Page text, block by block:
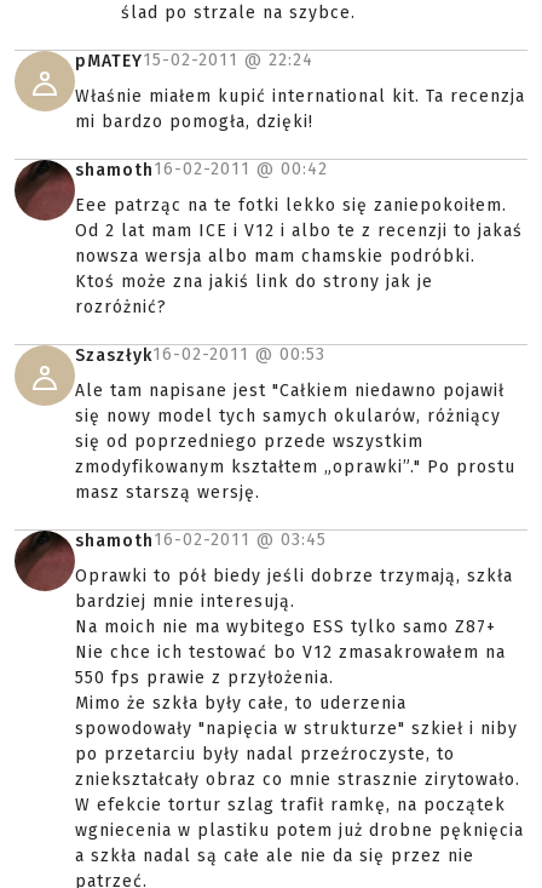
ślad po strzale na szybce.
pMATEY15-02-2011 @ 22:24
Właśnie miałem kupić international kit. Ta recenzja
mi bardzo pomogła, dzięki!
shamoth16-02-2011 @ 00:42
Eee patrząc na te fotki lekko się zaniepokoiłem.
Od 2 lat mam ICE i V12 i albo te z recenzji to jakaś
nowsza wersja albo mam chamskie podróbki.
Ktoś może zna jakiś link do strony jak je
rozróżnić?
Szaszłyk16-02-2011 @ 00:53
Ale tam napisane jest "Całkiem niedawno pojawił
się nowy model tych samych okularów, różniący
się od poprzedniego przede wszystkim
zmodyfikowanym kształtem „oprawki”." Po prostu
masz starszą wersję.
shamoth16-02-2011 @ 03:45
Oprawki to pół biedy jeśli dobrze trzymają, szkła
bardziej mnie interesują.
Na moich nie ma wybitego ESS tylko samo Z87+
Nie chce ich testować bo V12 zmasakrowałem na
550 fps prawie z przyłożenia.
Mimo że szkła były całe, to uderzenia
spowodowały "napięcia w strukturze" szkieł i niby
po przetarciu były nadal przeźroczyste, to
zniekształcały obraz co mnie strasznie zirytowało.
W efekcie tortur szlag trafił ramkę, na początek
wgniecenia w plastiku potem już drobne pęknięcia
a szkła nadal są całe ale nie da się przez nie
patrzeć.